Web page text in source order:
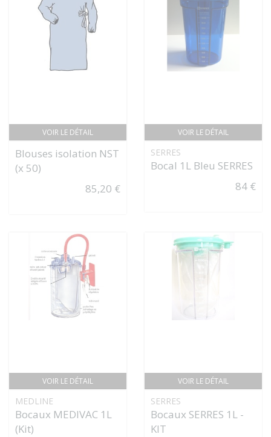
VOIR LE DÉTAIL
Blouses isolation NST
(x 50)
85,20 €
VOIR LE DÉTAIL
SERRES
Bocal 1L Bleu SERRES
84 €
VOIR LE DÉTAIL
MEDLINE
Bocaux MEDIVAC 1L
(Kit)
VOIR LE DÉTAIL
SERRES
Bocaux SERRES 1L -
KIT